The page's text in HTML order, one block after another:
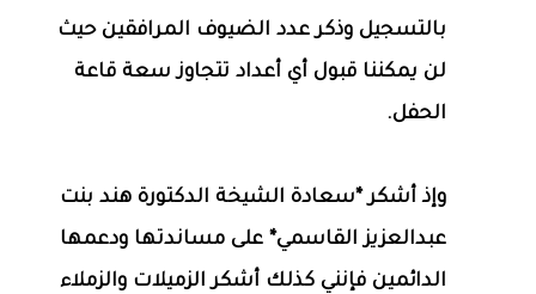
بالتسجيل وذكر عدد الضيوف المرافقين حيث
لن يمكننا قبول أي أعداد تتجاوز سعة قاعة
الحفل.
وإذ أشكر *سعادة الشيخة الدكتورة هند بنت
عبدالعزيز القاسمي* على مساندتها ودعمها
الدائمين فإنني كذلك أشكر الزميلات والزملاء